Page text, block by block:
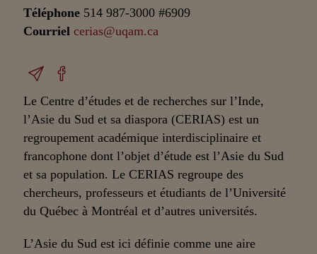
Téléphone 514 987-3000 #6909
Courriel cerias@uqam.ca
Le Centre d’études et de recherches sur l’Inde,
l’Asie du Sud et sa diaspora (CERIAS) est un
regroupement académique interdisciplinaire et
francophone dont l’objet d’étude est l’Asie du Sud
et sa population. Le CERIAS regroupe des
chercheurs, professeurs et étudiants de l’Université
du Québec à Montréal et d’autres universités.
L’Asie du Sud est ici définie comme une aire